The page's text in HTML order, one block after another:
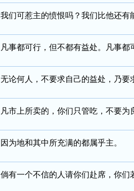
我们可惹主的愤恨吗？我们比他还有
凡事都可行，但不都有益处。凡事都
无论何人，不要求自己的益处，乃要
凡市上所卖的，你们只管吃，不要为
因为地和其中所充满的都属乎主。
倘有一个不信的人请你们赴席，你